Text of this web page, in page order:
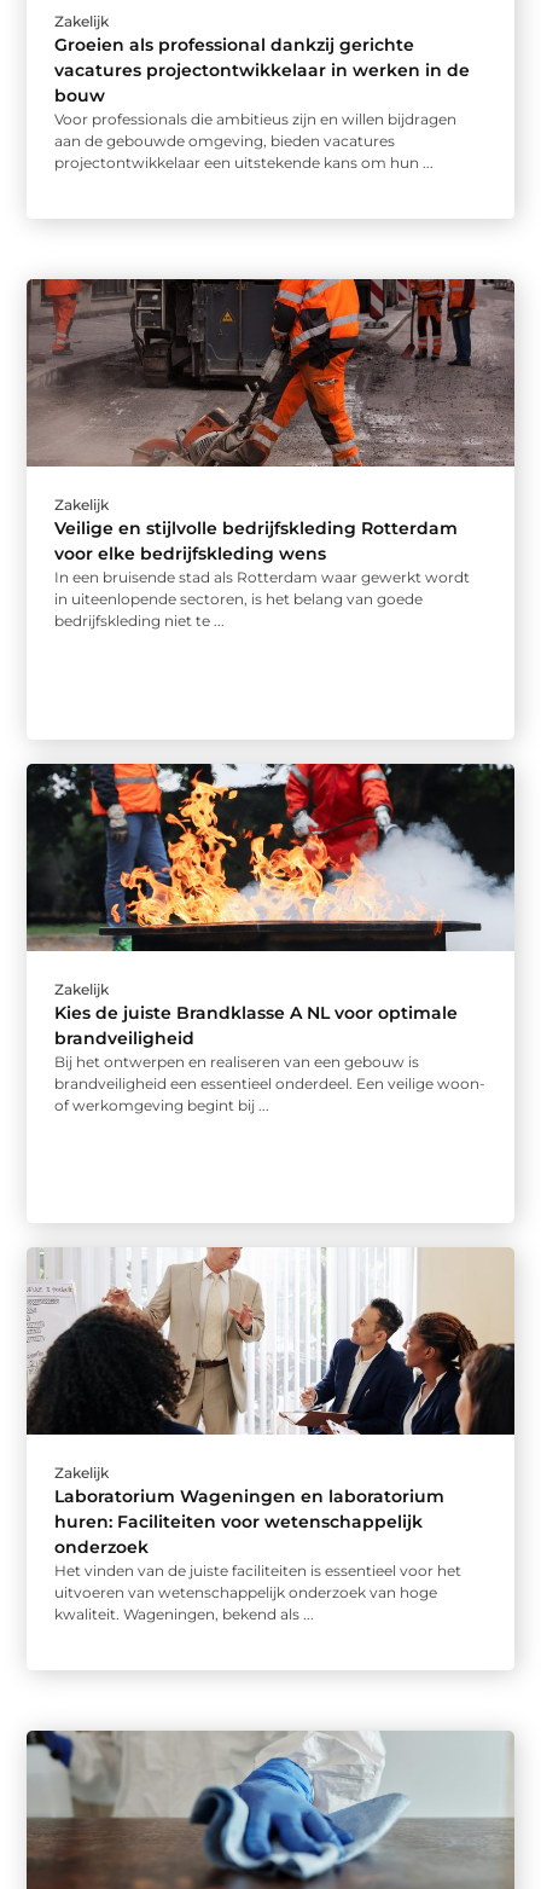
Zakelijk
Groeien als professional dankzij gerichte
vacatures projectontwikkelaar in werken in de
bouw
Voor professionals die ambitieus zijn en willen bijdragen
aan de gebouwde omgeving, bieden vacatures
projectontwikkelaar een uitstekende kans om hun ...
Zakelijk
Veilige en stijlvolle bedrijfskleding Rotterdam
voor elke bedrijfskleding wens
In een bruisende stad als Rotterdam waar gewerkt wordt
in uiteenlopende sectoren, is het belang van goede
bedrijfskleding niet te ...
Zakelijk
Kies de juiste Brandklasse A NL voor optimale
brandveiligheid
Bij het ontwerpen en realiseren van een gebouw is
brandveiligheid een essentieel onderdeel. Een veilige woon-
of werkomgeving begint bij ...
Zakelijk
Laboratorium Wageningen en laboratorium
huren: Faciliteiten voor wetenschappelijk
onderzoek
Het vinden van de juiste faciliteiten is essentieel voor het
uitvoeren van wetenschappelijk onderzoek van hoge
kwaliteit. Wageningen, bekend als ...